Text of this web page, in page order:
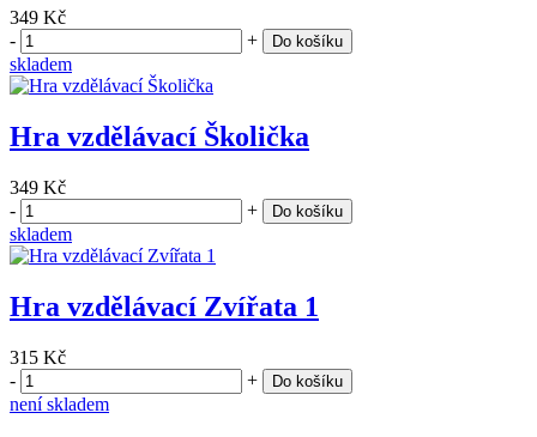
349 Kč
-
+ Do košíku
skladem
Hra vzdělávací Školička
349 Kč
-
+ Do košíku
skladem
Hra vzdělávací Zvířata 1
315 Kč
-
+ Do košíku
není skladem